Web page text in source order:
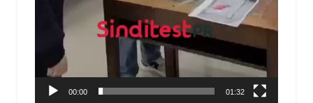
00:00 01:32